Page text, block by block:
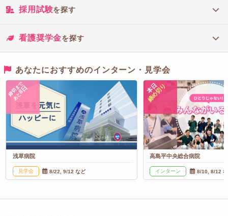
採用試験を探す
看護奨学金を探す
あなたにおすすめのインターン・見学会
締切まで
あと
8日
浅草病院
見学会 8/22, 9/12 など
本日
締め切り
高島平中央総合病院
インターン 8/10, 8/12